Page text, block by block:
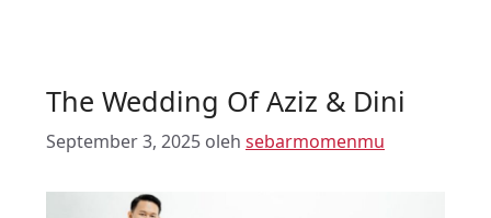
The Wedding Of Aziz & Dini
September 3, 2025 oleh sebarmomenmu